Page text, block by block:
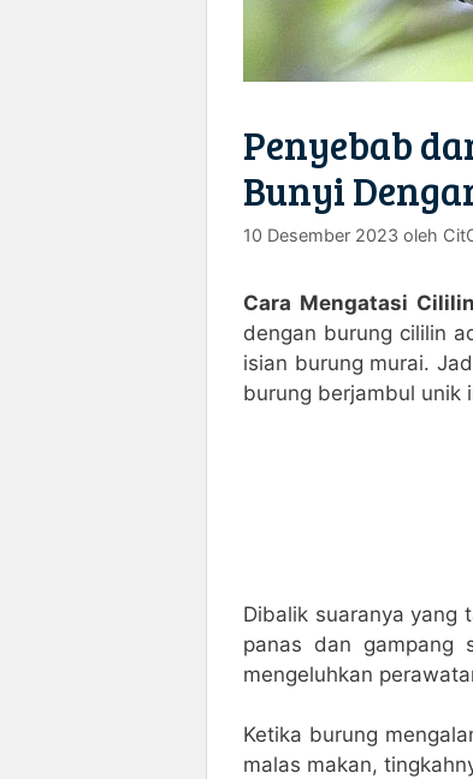
Penyebab
Bunyi
10 Desember 2023 oleh
Cara Mengatasi
dengan burung cililin
isian burung murai.
burung berjambul unik
Dibalik suaranya yang
panas dan gampang
mengeluhkan
Ketika burung
malas makan,